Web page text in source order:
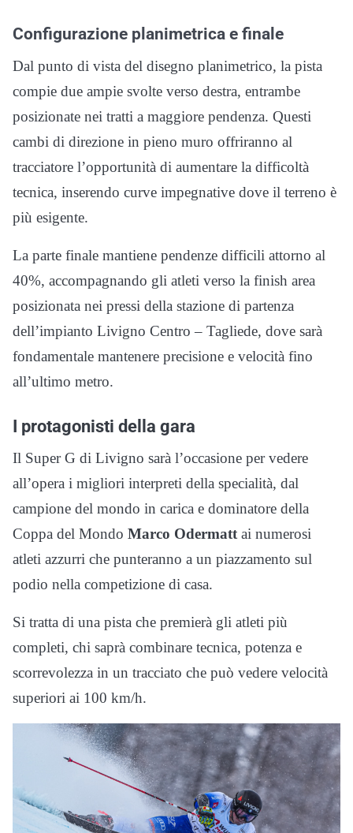
Configurazione planimetrica e finale
Dal punto di vista del disegno planimetrico, la pista
compie due ampie svolte verso destra, entrambe
posizionate nei tratti a maggiore pendenza. Questi
cambi di direzione in pieno muro offriranno al
tracciatore l’opportunità di aumentare la difficoltà
tecnica, inserendo curve impegnative dove il terreno è
più esigente.
La parte finale mantiene pendenze difficili attorno al
40%, accompagnando gli atleti verso la finish area
posizionata nei pressi della stazione di partenza
dell’impianto Livigno Centro – Tagliede, dove sarà
fondamentale mantenere precisione e velocità fino
all’ultimo metro.
I protagonisti della gara
Il Super G di Livigno sarà l’occasione per vedere
all’opera i migliori interpreti della specialità, dal
campione del mondo in carica e dominatore della
Coppa del Mondo Marco Odermattai numerosi
atleti azzurri che punteranno a un piazzamento sul
podio nella competizione di casa.
Si tratta di una pista che premierà gli atleti più
completi, chi saprà combinare tecnica, potenza e
scorrevolezza in un tracciato che può vedere velocità
superiori ai 100 km/h.